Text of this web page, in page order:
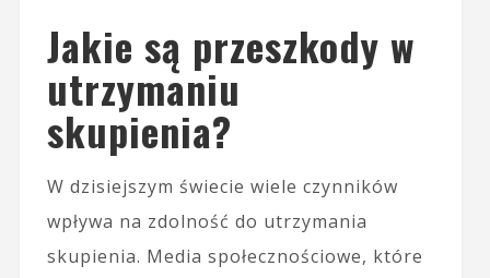
Jakie są przeszkody w
utrzymaniu
skupienia?
W dzisiejszym świecie wiele czynników
wpływa na zdolność do utrzymania
skupienia. Media społecznościowe, które